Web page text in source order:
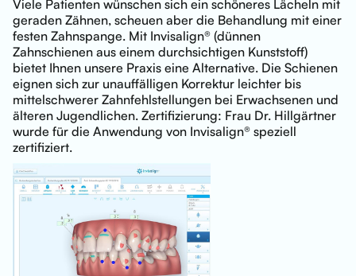
Viele Patienten wünschen sich ein schöneres Lächeln mit
geraden Zähnen, scheuen aber die Behandlung mit einer
festen Zahnspange. Mit Invisalign® (dünnen
Zahnschienen aus einem durchsichtigen Kunststoff)
bietet Ihnen unsere Praxis eine Alternative. Die Schienen
eignen sich zur unauffälligen Korrektur leichter bis
mittelschwerer Zahnfehlstellungen bei Erwachsenen und
älteren Jugendlichen. Zertifizierung: Frau Dr. Hillgärtner
wurde für die Anwendung von Invisalign® speziell
zertifiziert.